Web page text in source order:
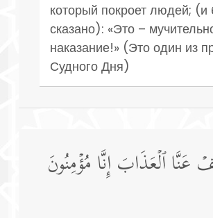
который покроет людей; (и
сказано): «Это –
наказание!» (Это один из
Судного Дня)
عَنَّا ٱلۡعَذَابَ إِنَّا مُؤۡمِنُونَ